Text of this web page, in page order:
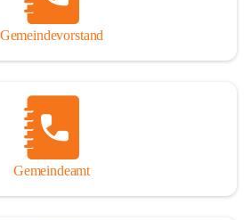
Gemeindevorstand
Gemeindeamt